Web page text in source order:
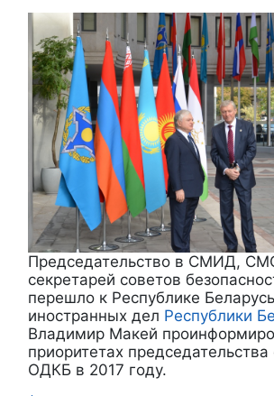
Председательство в СМИД,
секретарей советов
перешло к Республике
иностранных дел Республики
Владимир Макей
приоритетах
ОДКБ в 2017 году.